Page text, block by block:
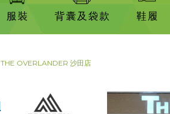
服裝 背囊及袋款 鞋履
THE OVERLANDER 沙田店